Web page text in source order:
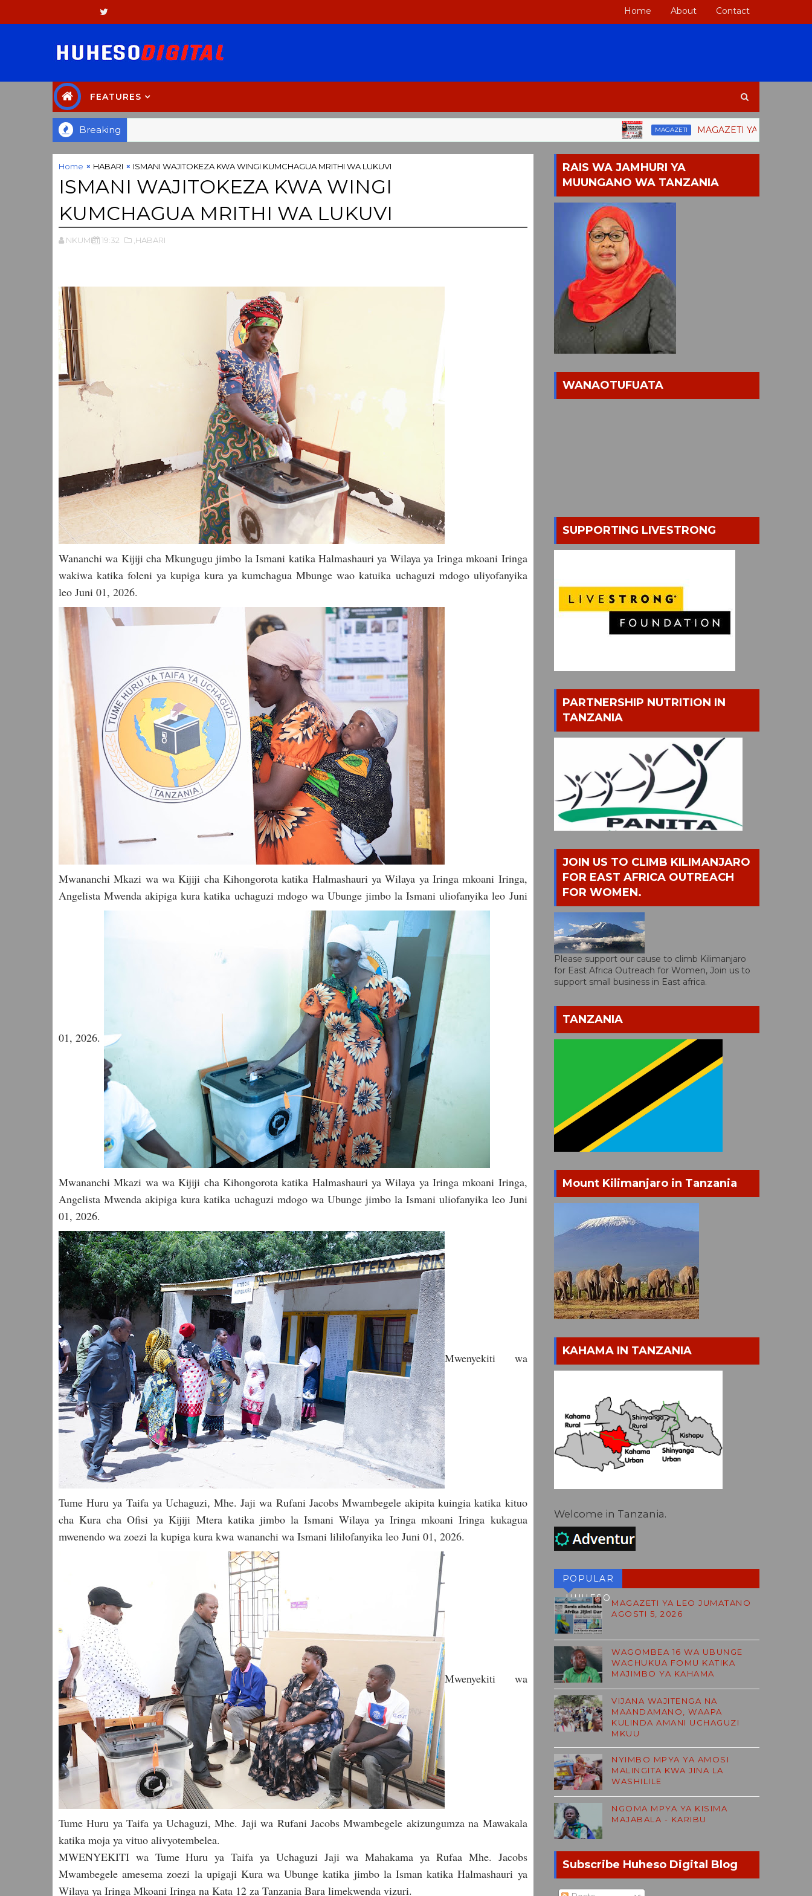
Home About Contact
FEATURES
Breaking MAGAZETI MAGAZETI YA LEO JUMAMOSI
Home HABARI ISMANI WAJITOKEZA KWA WINGI KUMCHAGUA MRITHI WA LUKUVI
ISMANI WAJITOKEZA KWA WINGI
KUMCHAGUA MRITHI WA LUKUVI
NKUMBI 19:32 ,HABARI
Wananchi wa Kijiji cha Mkungugu jimbo la Ismani katika Halmashauri ya Wilaya ya Iringa mkoani Iringa
wakiwa katika foleni ya kupiga kura ya kumchagua Mbunge wao katuika uchaguzi mdogo uliyofanyika
leo Juni 01, 2026.
Mwananchi Mkazi wa wa Kijiji cha Kihongorota katika Halmashauri ya Wilaya ya Iringa mkoani Iringa,
Angelista Mwenda akipiga kura katika uchaguzi mdogo wa Ubunge jimbo la Ismani uliofanyika leo Juni
01, 2026.
Mwananchi Mkazi wa wa Kijiji cha Kihongorota katika Halmashauri ya Wilaya ya Iringa mkoani Iringa,
Angelista Mwenda akipiga kura katika uchaguzi mdogo wa Ubunge jimbo la Ismani uliofanyika leo Juni
01, 2026.
Mwenyekiti wa
Tume Huru ya Taifa ya Uchaguzi, Mhe. Jaji wa Rufani Jacobs Mwambegele akipita kuingia katika kituo
cha Kura cha Ofisi ya Kijiji Mtera katika jimbo la Ismani Wilaya ya Iringa mkoani Iringa kukagua
mwenendo wa zoezi la kupiga kura kwa wananchi wa Ismani lililofanyika leo Juni 01, 2026.
Mwenyekiti wa
Tume Huru ya Taifa ya Uchaguzi, Mhe. Jaji wa Rufani Jacobs Mwambegele akizungumza na Mawakala
katika moja ya vituo alivyotembelea.
MWENYEKITI wa Tume Huru ya Taifa ya Uchaguzi Jaji wa Mahakama ya Rufaa Mhe. Jacobs
Mwambegele amesema zoezi la upigaji Kura wa Ubunge katika jimbo la Isman katika Halmashauri ya
Wilaya ya Iringa Mkoani Iringa na Kata 12 za Tanzania Bara limekwenda vizuri.
RAIS WA JAMHURI YA
MUUNGANO WA TANZANIA
WANAOTUFUATA
SUPPORTING LIVESTRONG
PARTNERSHIP NUTRITION IN
TANZANIA
JOIN US TO CLIMB KILIMANJARO
FOR EAST AFRICA OUTREACH
FOR WOMEN.
Please support our cause to climb Kilimanjaro
for East Africa Outreach for Women, Join us to
support small business in East africa.
TANZANIA
Mount Kilimanjaro in Tanzania
KAHAMA IN TANZANIA
Welcome in Tanzania.
POPULAR
HUHESO
BLOG
MAGAZETI YA LEO JUMATANO
AGOSTI 5, 2026
WAGOMBEA 16 WA UBUNGE
WACHUKUA FOMU KATIKA
MAJIMBO YA KAHAMA
VIJANA WAJITENGA NA
MAANDAMANO, WAAPA
KULINDA AMANI UCHAGUZI
MKUU
NYIMBO MPYA YA AMOSI
MALINGITA KWA JINA LA
WASHILILE
NGOMA MPYA YA KISIMA
MAJABALA - KARIBU
Subscribe Huheso Digital Blog